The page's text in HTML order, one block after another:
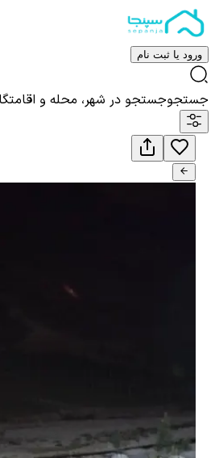
ورود یا ثبت نام
جستجوجستجو در شهر، محله و